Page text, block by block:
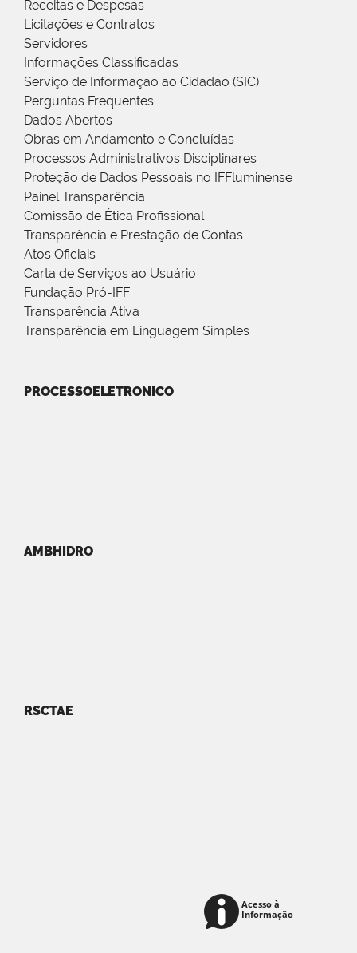
Receitas e Despesas
Licitações e Contratos
Servidores
Informações Classificadas
Serviço de Informação ao Cidadão (SIC)
Perguntas Frequentes
Dados Abertos
Obras em Andamento e Concluídas
Processos Administrativos Disciplinares
Proteção de Dados Pessoais no IFFluminense
Painel Transparência
Comissão de Ética Profissional
Transparência e Prestação de Contas
Atos Oficiais
Carta de Serviços ao Usuário
Fundação Pró-IFF
Transparência Ativa
Transparência em Linguagem Simples
PROCESSOELETRONICO
AMBHIDRO
RSCTAE